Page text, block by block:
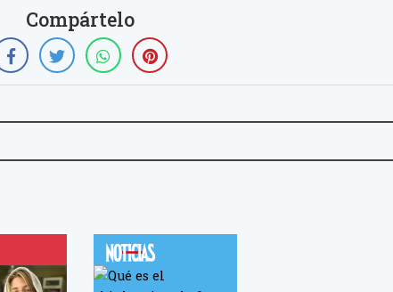
Compártelo